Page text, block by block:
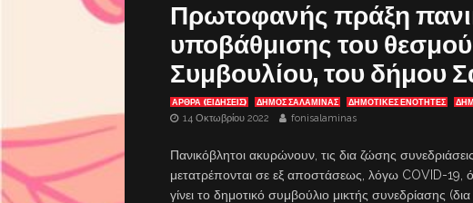
Πρωτοφανής πράξη
υποβάθμισης του
Συμβουλίου, του δήμου
ΑΡΘΡΑ (ΕΙΔΗΣΕΙΣ) ΔΗΜΟΣ ΣΑΛΑΜΙΝΑΣ ΔΗΜΟΤΙΚΕΣ ΕΝΟΤΗΤΕΣ
14 Οκτωβρίου 2022 fonisalaminas
Πανικόβλητοι ακυρώνουν, τις δια ζώσης
μετατρέπονται σε εξ αποστάσεως, λόγω COVID-19,
γίνει το δημοτικό συμβούλιο μικτής συνεδρίασης